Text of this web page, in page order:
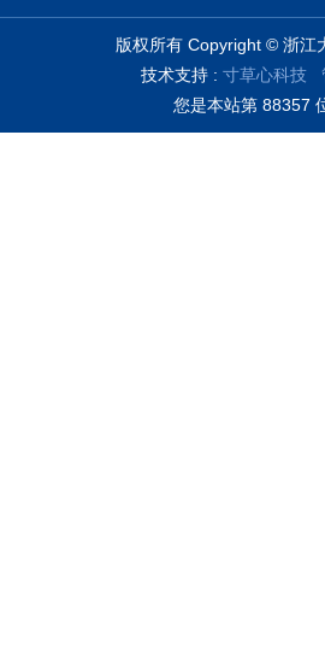
版权所有 Copyright © 浙江
技术支持 : 寸草心科技
您是本站第 88357